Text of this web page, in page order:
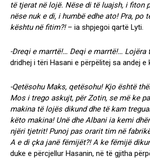
të tjerat në lojë. Nëse di të luajsh, i fiton
nëse nuk e di, i humbë edhe ato! Pra, po
kështu në fitim?!– ia shpjegoi qartë Lyti.
-Dreqi e marrtë!… Deqi e marrtë!… Lojëra
dridhej i tëri Hasani e përpëlitej sa andej e
-Qetësohu Maks, qetësohu! Kjo është
Mos i trego askujt, për Zotin, se më ke
makina të lojës dikund dhe të kam
këto makina! Unë dhe Albani ia kemi
njëri tjetrit! Punoj pas orarit tim në
A e di çka janë fëmijët?! A ke fëmijë
duke e përcjellur Hasanin, në të gjitha